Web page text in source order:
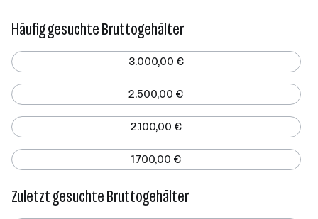
Häufig gesuchte Bruttogehälter
3.000,00 €
2.500,00 €
2.100,00 €
1.700,00 €
Zuletzt gesuchte Bruttogehälter